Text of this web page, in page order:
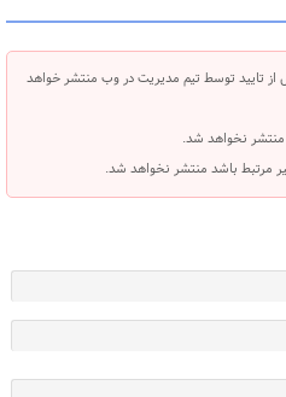
تایید توسط تیم مدیریت در وب منتشر خواهد
منتشر نخواهد شد.
مرتبط باشد منتشر نخواهد شد.